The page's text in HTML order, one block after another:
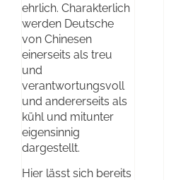
ehrlich. Charakterlich
werden Deutsche
von Chinesen
einerseits als treu
und
verantwortungsvoll
und andererseits als
kühl und mitunter
eigensinnig
dargestellt.
Hier lässt sich bereits